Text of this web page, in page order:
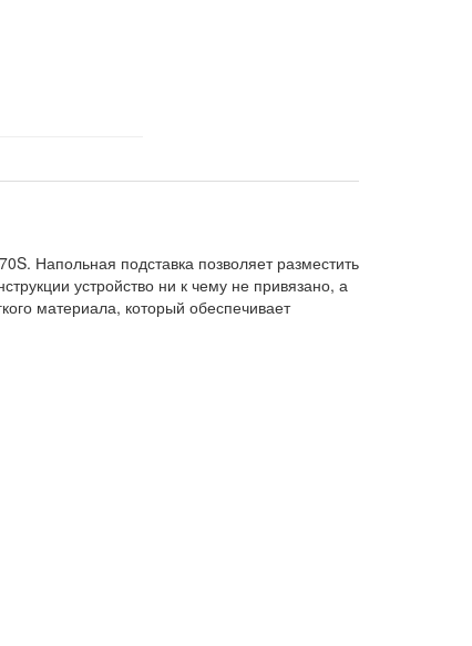
Напольная подставка позволяет разместить
устройство ни к чему не привязано, а
материала, который обеспечивает